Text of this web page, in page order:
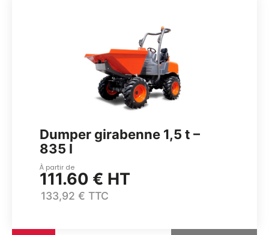
Dumper girabenne 1,5 t –
835 l
À partir de
111.60 € HT
133,92 € TTC